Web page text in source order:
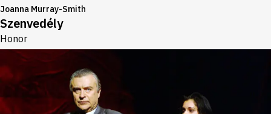
Joanna Murray-Smith
Szenvedély
Honor